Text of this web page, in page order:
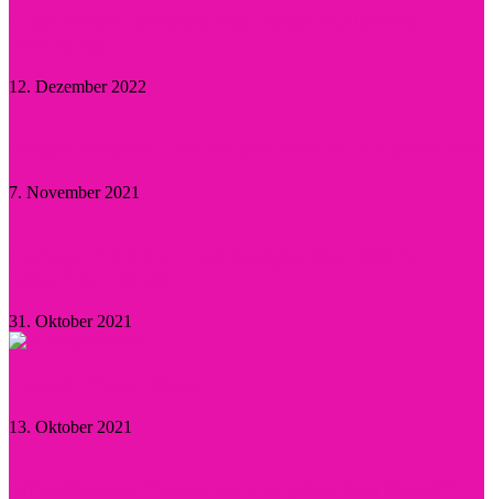
12. Dezember 2022
7. November 2021
31. Oktober 2021
13. Oktober 2021